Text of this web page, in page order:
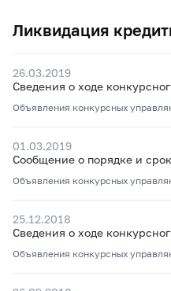
Ликвидация
26.03.2019
Сведения о ходе
Объявления конкурсных
01.03.2019
Сообщение о порядке и
Объявления конкурсных
25.12.2018
Сведения о ходе
Объявления конкурсных